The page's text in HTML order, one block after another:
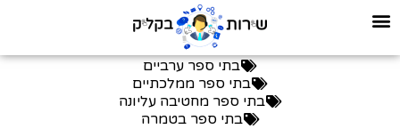
בתי ספר ערביים
בתי ספר ממלכתיים
בתי ספר מחטיבה עליונה
בתי ספר בטמרה